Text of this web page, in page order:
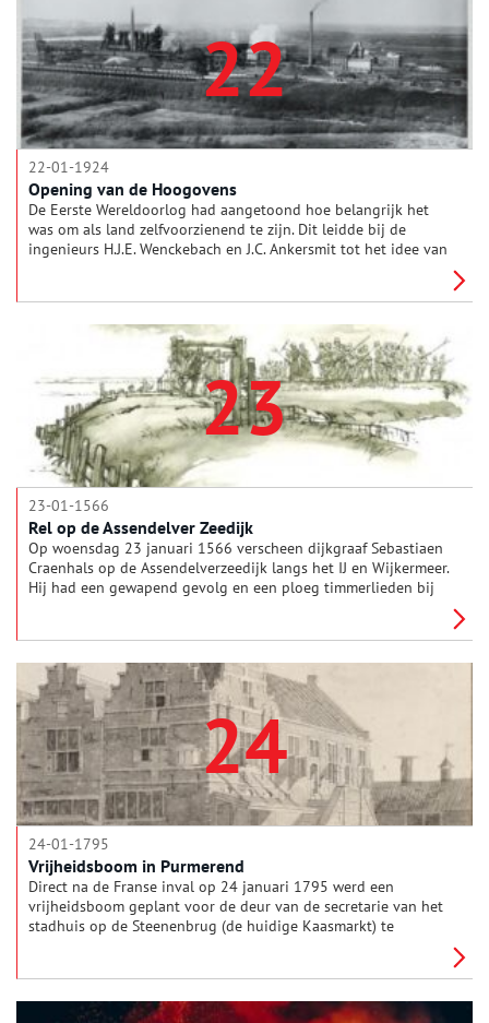
22
22-01-1924
Opening van de Hoogovens
De Eerste Wereldoorlog had aangetoond hoe belangrijk het
was om als land zelfvoorzienend te zijn. Dit leidde bij de
ingenieurs H.J.E. Wenckebach en J.C. Ankersmit tot het idee van
ondernemers achter hun plannen te scharen en op 22 januari
1924 werden de Hoogovens geopend.
23
23-01-1566
Rel op de Assendelver Zeedijk
Op woensdag 23 januari 1566 verscheen dijkgraaf Sebastiaen
Craenhals op de Assendelverzeedijk langs het IJ en Wijkermeer.
Hij had een gewapend gevolg en een ploeg timmerlieden bij
bewapend met stokken, pieken, hooivorken, bijlen, messen en
andere landbouwgereedschap te hoop. Craenhals en zijn
gevolg werden ernstig bedreigd en urenlang vastgehouden.
24
24-01-1795
Vrijheidsboom in Purmerend
Direct na de Franse inval op 24 januari 1795 werd een
vrijheidsboom geplant voor de deur van de secretarie van het
stadhuis op de Steenenbrug (de huidige Kaasmarkt) te